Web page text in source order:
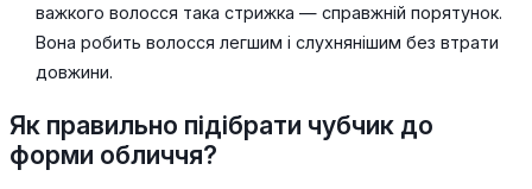
важкого волосся така стрижка — справжній порятунок.
Вона робить волосся легшим і слухнянішим без втрати
довжини.
Як правильно підібрати чубчик до
форми обличчя?